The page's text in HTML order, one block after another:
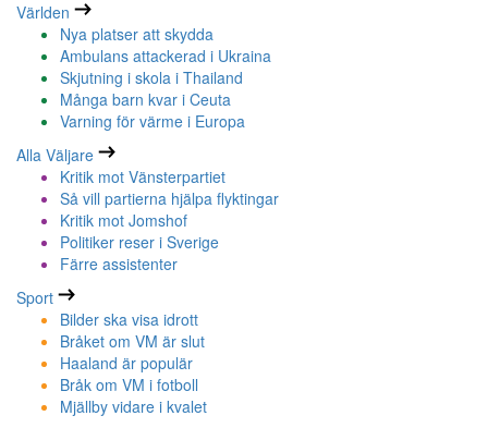
Världen
Nya platser att skydda
Ambulans attackerad i Ukraina
Skjutning i skola i Thailand
Många barn kvar i Ceuta
Varning för värme i Europa
Alla Väljare
Kritik mot Vänsterpartiet
Så vill partierna hjälpa flyktingar
Kritik mot Jomshof
Politiker reser i Sverige
Färre assistenter
Sport
Bilder ska visa idrott
Bråket om VM är slut
Haaland är populär
Bråk om VM i fotboll
Mjällby vidare i kvalet